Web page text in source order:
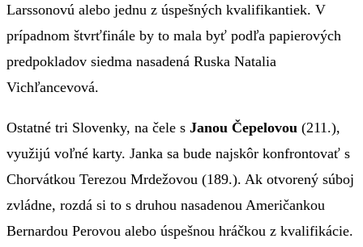
Larssonovú alebo jednu z úspešných kvalifikantiek. V
prípadnom štvrťfinále by to mala byť podľa papierových
predpokladov siedma nasadená Ruska Natalia
Vichľancevová.
Ostatné tri Slovenky, na čele s Janou Čepelovou (211.),
využijú voľné karty. Janka sa bude najskôr konfrontovať s
Chorvátkou Terezou Mrdežovou (189.). Ak otvorený súboj
zvládne, rozdá si to s druhou nasadenou Američankou
Bernardou Perovou alebo úspešnou hráčkou z kvalifikácie.